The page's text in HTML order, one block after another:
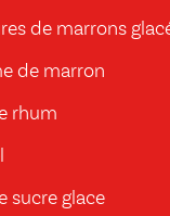
de marrons
de marron
rhum
sucre glace